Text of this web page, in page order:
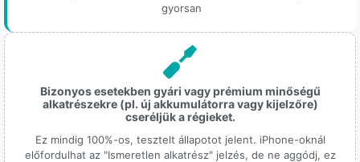
gyorsan
Bizonyos esetekben gyári vagy prémium minőségű
alkatrészekre (pl. új akkumulátorra vagy kijelzőre)
cseréljük a régieket.
Ez mindig 100%-os, tesztelt állapotot jelent. iPhone-oknál
előfordulhat az "Ismeretlen alkatrész" jelzés, de ne aggódj, ez